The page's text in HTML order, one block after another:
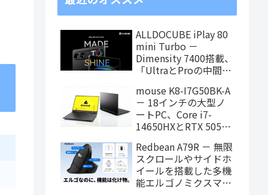
ALLDOCUBE iPlay 80
mini Turbo －
Dimensity 7400搭載、
「UltraとProの中間ス
タブレット、発売記念
価格は29,999円！
mouse K8-I7G50BK-A
－ 18インチの大型ノ
ートPC、Core i7-
14650HXとRTX 5050
エイティブも快適にこ
なせます
Redbean A79R － 無限
スクロールやサイドホ
イールを搭載した多機
能エルゴノミクスマウ